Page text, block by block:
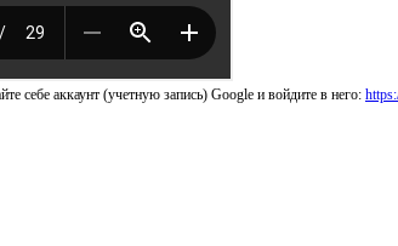
себе аккаунт (учетную запись) Google и войдите в него: